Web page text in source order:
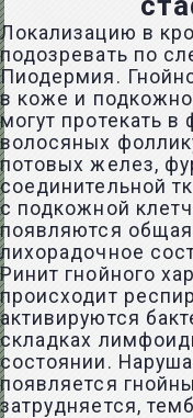
Локализацию в
подозревать по
Пиодермия.
в коже и
могут протекать
волосяных
потовых желез,
соединительной
с подкожной
появляются
лихорадочное
Ринит гнойного
происходит
активируются
складках
состоянии.
появляется
затрудняется,